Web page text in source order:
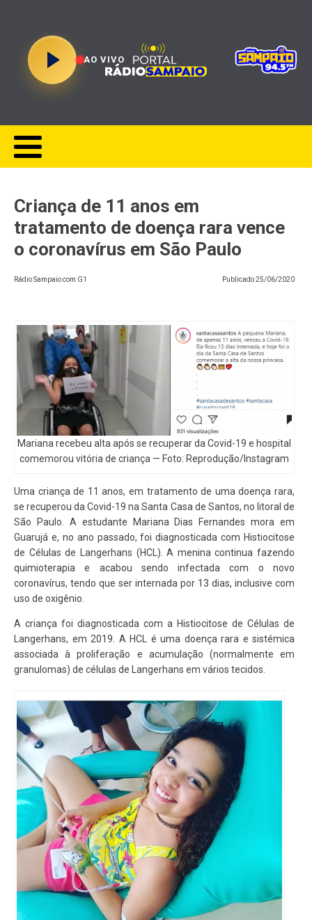
AO VIVO
Criança de 11 anos em
tratamento de doença rara vence
o coronavírus em São Paulo
Rádio Sampaio com G1 Publicado25/06/2020
Mariana recebeu alta após se recuperar da Covid-19 e hospital
comemorou vitória de criança — Foto: Reprodução/Instagram
Uma criança de 11 anos, em tratamento de uma doença rara,
se recuperou da Covid-19 na Santa Casa de Santos, no litoral de
São Paulo. A estudante Mariana Dias Fernandes mora em
Guarujá e, no ano passado, foi diagnosticada com Histiocitose
de Células de Langerhans (HCL). A menina continua fazendo
quimioterapia e acabou sendo infectada com o novo
coronavírus, tendo que ser internada por 13 dias, inclusive com
uso de oxigênio.
A criança foi diagnosticada com a Histiocitose de Células de
Langerhans, em 2019. A HCL é uma doença rara e sistémica
associada à proliferação e acumulação (normalmente em
granulomas) de células de Langerhans em vários tecidos.